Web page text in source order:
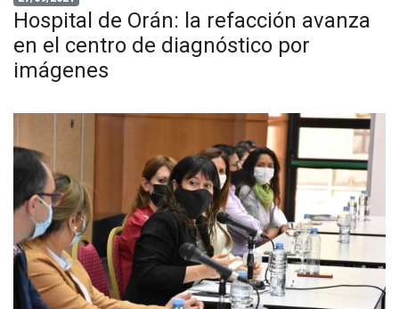
Hospital de Orán: la refacción avanza
en el centro de diagnóstico por
imágenes